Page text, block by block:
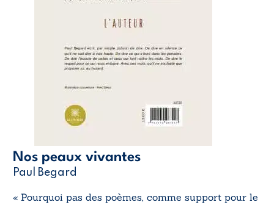
Nos peaux vivantes
Paul Begard
« Pourquoi pas des poèmes, comme support pour le